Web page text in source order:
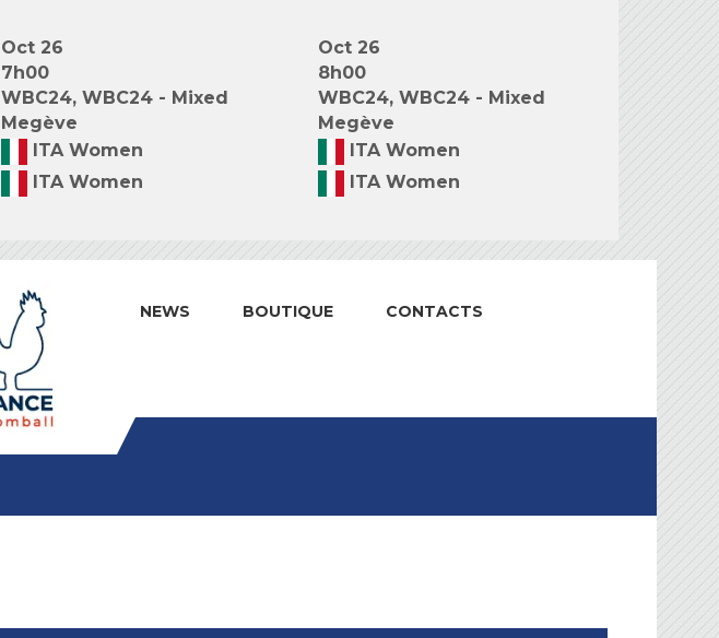
Oct 26
7h00
WBC24, WBC24 - Mixed
Megève
ITA Women
ITA Women
Oct 26
8h00
WBC24, WBC24 - Mixed
Megève
ITA Women
ITA Women
NEWS BOUTIQUE CONTACTS